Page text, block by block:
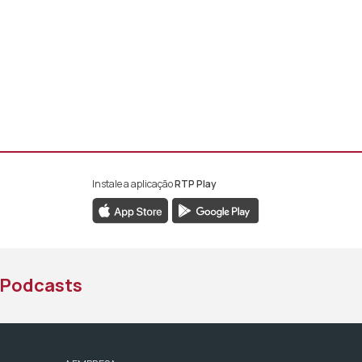
da RTP África
da RTP África
YouTube da RTP África
Instale a aplicaçãoRTP Play
Podcasts